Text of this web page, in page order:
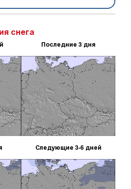
снега
Последние 3 дня
Следующие 3-6 дней